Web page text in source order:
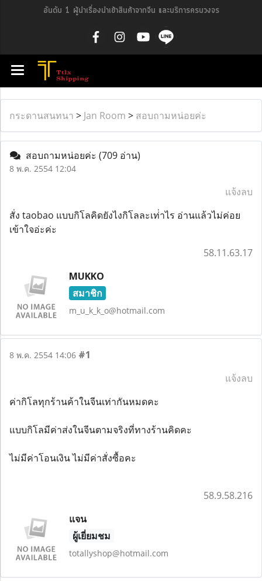
อันดับ 1 ผู้นำเรื่องนำเข้าสินค้าจากจีน และบริการครบวงจร
กระดานสนทนา > Jan Room > สอบถามหน่อยค่ะ
สอบถามหน่อยค่ะ (709 อ่าน)
8 พ.ค. 2554 12:04
แจ้งลบ
สั่ง taobao แบบกิโลคิดยังไงกิโลละเท่่าไร อ่านแล้วไม่ค่อย
เข้าใจอ่ะค่ะ
58.11.63.17
MUKKO
สมาชิก
m_u_k_k_o@hotmail.com
8 พ.ค. 2554 14:06 #1
แจ้งลบ
ค่ากิโลทุกร้านค้าในจีนเท่ากันหมดคะ
แบบกิโลมีค่าส่งในจีนตามจริงที่ทางร้านคิดคะ
ไม่มีค่าโอนเงิน ไม่มีค่าสั่งซื้อคะ
58.9.58.216
แจน
ผู้เยี่ยมชม
totallyshop@hotmail.com